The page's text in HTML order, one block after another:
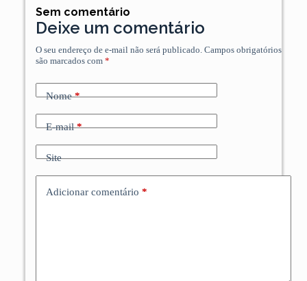
Sem comentário
Deixe um comentário
O seu endereço de e-mail não será publicado. Campos obrigatórios
são marcados com *
Nome*
E-mail*
Site
Adicionar comentário *